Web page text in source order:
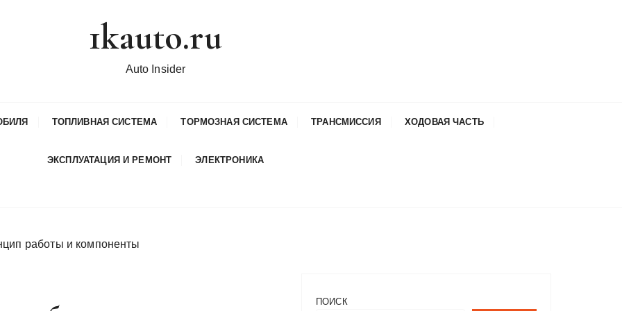
1kauto.ru
Auto Insider
ТОПЛИВНАЯ СИСТЕМА ТОРМОЗНАЯ СИСТЕМА ТРАНСМИССИЯ ХОДОВАЯ ЧАСТЬ
ЭКСПЛУАТАЦИЯ И РЕМОНТ ЭЛЕКТРОНИКА
работы и компоненты
ПОИСК